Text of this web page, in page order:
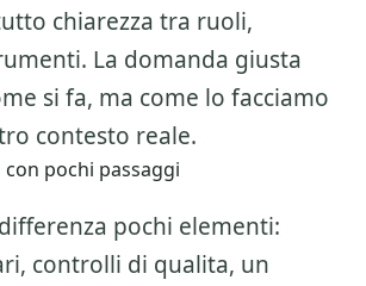
chiarezza tra ruoli,
La domanda giusta
si fa, ma come lo facciamo
contesto reale.
pochi passaggi
pochi elementi:
controlli di qualita, un